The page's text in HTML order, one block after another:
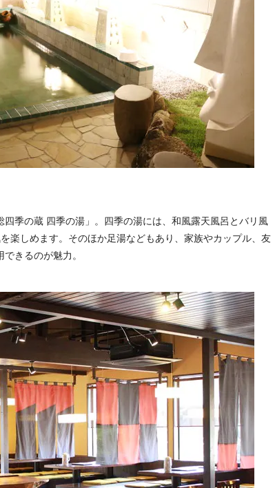
季の蔵 四季の湯」。四季の湯には、和風露天風呂とバリ風
楽しめます。そのほか足湯などもあり、家族やカップル、友
きるのが魅力。